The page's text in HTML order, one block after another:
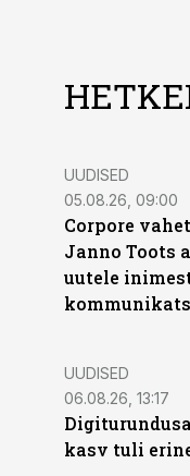
UUDISED
05.08.26, 09:00
Corpore
Janno Toots
uutele
UUDISED
06.08.26, 13:17
kasv tuli